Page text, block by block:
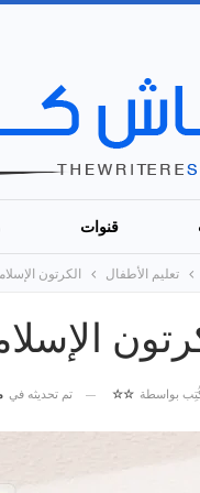
قنوات
تعليم الأطفال الكرتون
بواسطة ☆☆ تم تحديثه في